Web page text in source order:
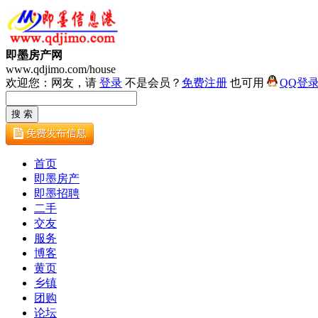
即墨房产网
www.qdjimo.com/house
欢迎您：网友，请 登录 不是会员？ 免费注册 也可用 QQ登
首页
即墨房产
即墨招聘
二手
交友
服务
博客
黄页
乡镇
团购
论坛